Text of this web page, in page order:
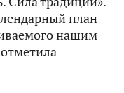
план
нашим